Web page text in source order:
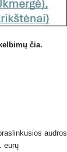
čia.
audros
eurų